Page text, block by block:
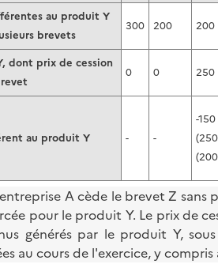
au produit Y
brevets
300 200 200
dont prix de cession
0 0 250
au produit Y - -
-150
A cède le brevet Z
pour le produit Y. Le prix de
générés par le produit Y,
au cours de l'exercice, y